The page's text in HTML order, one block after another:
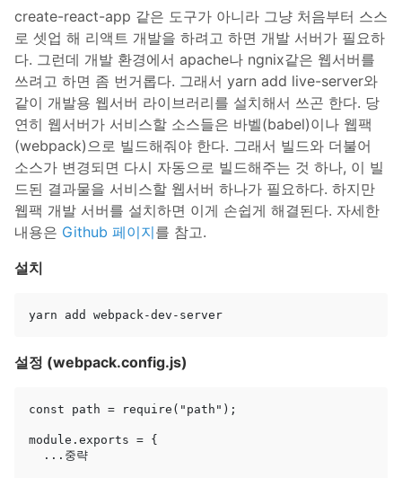
create-react-app 같은 도구가 아니라 그냥 처음부터 스스
로 셋업 해 리액트 개발을 하려고 하면 개발 서버가 필요하
다. 그런데 개발 환경에서 apache나 ngnix같은 웹서버를
쓰려고 하면 좀 번거롭다. 그래서 yarn add live-server와
같이 개발용 웹서버 라이브러리를 설치해서 쓰곤 한다. 당
연히 웹서버가 서비스할 소스들은 바벨(babel)이나 웹팩
(webpack)으로 빌드해줘야 한다. 그래서 빌드와 더불어
소스가 변경되면 다시 자동으로 빌드해주는 것 하나, 이 빌
드된 결과물을 서비스할 웹서버 하나가 필요하다. 하지만
웹팩 개발 서버를 설치하면 이게 손쉽게 해결된다. 자세한
내용은 Github 페이지를 참고.
설치
설정 (webpack.config.js)
const path = require("path");
module.exports = {